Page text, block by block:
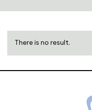
There is no result.